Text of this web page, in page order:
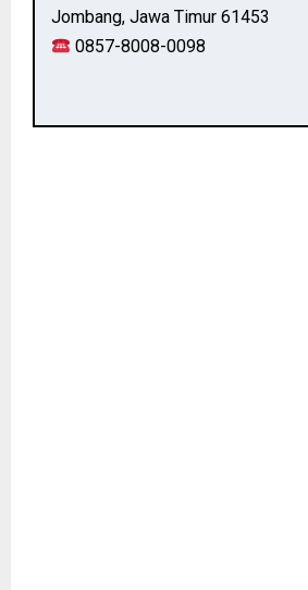
Jombang, Jawa Timur 61453
0857-8008-0098